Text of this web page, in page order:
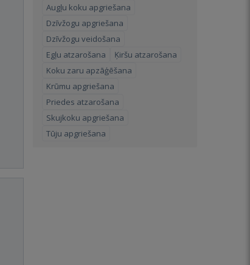
Augļu koku apgriešana
Dzīvžogu apgriešana
Dzīvžogu veidošana
Egļu atzarošana
Ķiršu atzarošana
Koku zaru apzāģēšana
Krūmu apgriešana
Priedes atzarošana
Skujkoku apgriešana
Tūju apgriešana